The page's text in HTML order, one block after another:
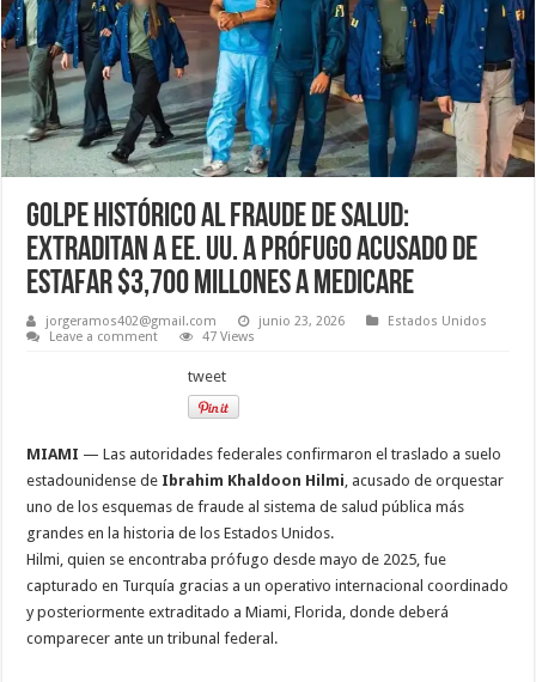
Golpe histórico al fraude de salud:
Extraditan a EE. UU. a prófugo acusado de
estafar $3,700 millones a Medicare
jorgeramos402@gmail.com junio 23, 2026
Estados Unidos
Leave a comment
47 Views
tweet
MIAMI — Las autoridades federales confirmaron el traslado a suelo
estadounidense de Ibrahim Khaldoon Hilmi , acusado de orquestar
uno de los esquemas de fraude al sistema de salud pública más
grandes en la historia de los Estados Unidos.
Hilmi, quien se encontraba prófugo desde mayo de 2025, fue
capturado en Turquía gracias a un operativo internacional coordinado
y posteriormente extraditado a Miami, Florida, donde deberá
comparecer ante un tribunal federal.